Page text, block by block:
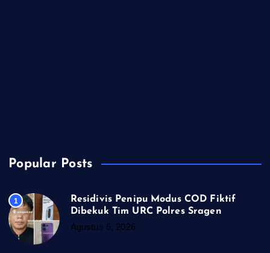
Popular Posts
1
Residivis Penipu Modus COD Fiktif
Dibekuk Tim URC Polres Sragen
Agustus 6, 2026